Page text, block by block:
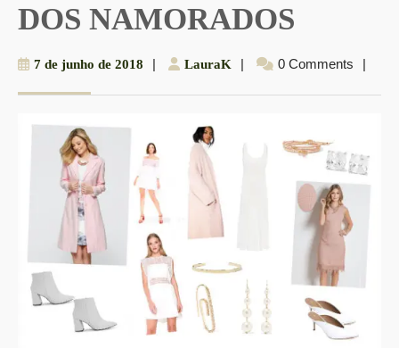
DOS NAMORADOS
7 de junho de 2018
2018
| LauraK LauraK
| 0 Comments |